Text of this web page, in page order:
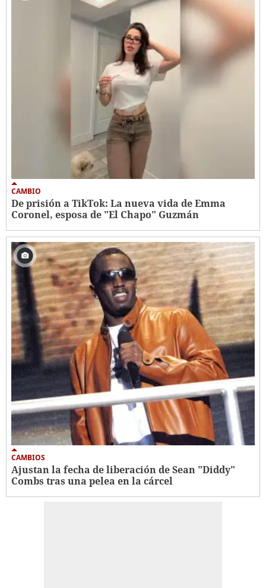
CAMBIO
De prisión a TikTok: La nueva vida de Emma
Coronel, esposa de "El Chapo" Guzmán
CAMBIOS
Ajustan la fecha de liberación de Sean "Diddy"
Combs tras una pelea en la cárcel